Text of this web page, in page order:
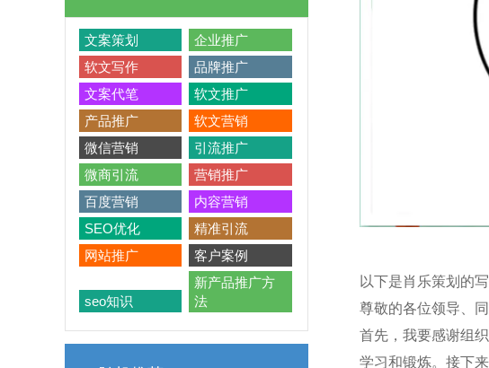
文案策划
企业推广
软文写作
品牌推广
文案代笔
软文推广
产品推广
软文营销
微信营销
引流推广
微商引流
营销推广
百度营销
内容营销
SEO优化
精准引流
网站推广
客户案例
seo知识
新产品推广方
法
以下是肖乐策划的写
尊敬的各位领导、
首先，我要感谢组
学习和锻炼。接下